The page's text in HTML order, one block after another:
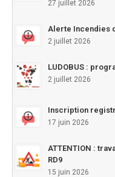
27 juillet 2026
Alerte Incendies
2 juillet 2026
LUDOBUS :
2 juillet 2026
Inscription
17 juin 2026
ATTENTION :
RD9
15 juin 2026